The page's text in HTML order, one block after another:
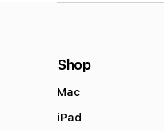
Shop
Mac
iPad